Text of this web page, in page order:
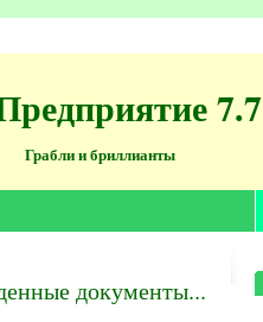
7.7
Грабли и бриллианты
документы...